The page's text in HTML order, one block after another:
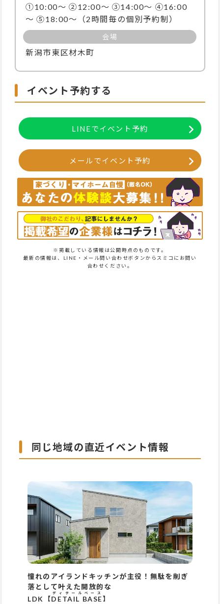
①10:00～ ②12:00～ ③14:00～ ④16:00
～ ⑤18:00～（2時間毎の個別予約制）
会場
新潟市東区材木町
イベント予約する
LINEでイベント予約
メールでイベント予約
※掲載している情報は公開時点のものです。
最新の情報は、LINE・メール問い合わせボタンからスミコにお問い
合わせください。
同じ地域の直近イベント情報
憧れのアイランドキッチンが主役！無駄を削ぎ
落として叶えた開放的な
LDK【DETAIL BASE
ディテールベース
】